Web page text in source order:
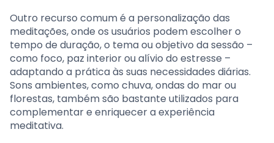
Outro recurso comum é a personalização das
meditações, onde os usuários podem escolher o
tempo de duração, o tema ou objetivo da sessão –
como foco, paz interior ou alívio do estresse –
adaptando a prática às suas necessidades diárias.
Sons ambientes, como chuva, ondas do mar ou
florestas, também são bastante utilizados para
complementar e enriquecer a experiência
meditativa.